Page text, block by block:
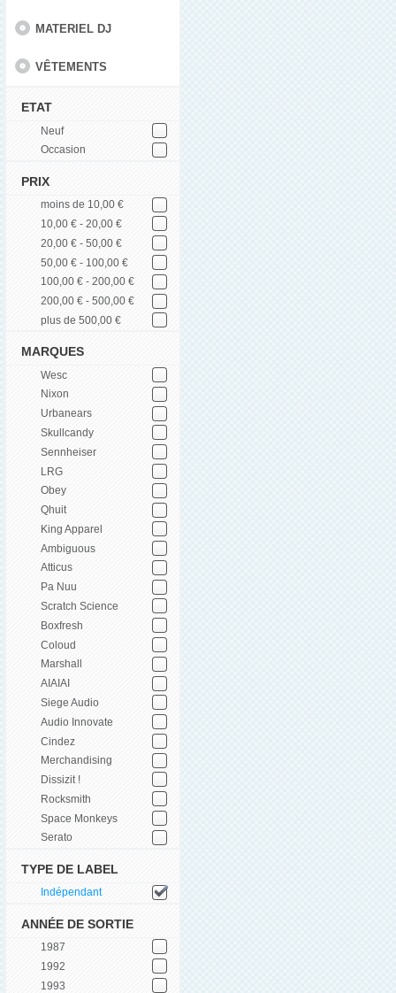
MATERIEL DJ
VÊTEMENTS
ETAT
Neuf
Occasion
PRIX
moins de 10,00 €
10,00 € - 20,00 €
20,00 € - 50,00 €
50,00 € - 100,00 €
100,00 € - 200,00 €
200,00 € - 500,00 €
plus de 500,00 €
MARQUES
Wesc
Nixon
Urbanears
Skullcandy
Sennheiser
LRG
Obey
Qhuit
King Apparel
Ambiguous
Atticus
Pa Nuu
Scratch Science
Boxfresh
Coloud
Marshall
AIAIAI
Siege Audio
Audio Innovate
Cindez
Merchandising
Dissizit !
Rocksmith
Space Monkeys
Serato
TYPE DE LABEL
Indépendant
ANNÉE DE SORTIE
1987
1992
1993